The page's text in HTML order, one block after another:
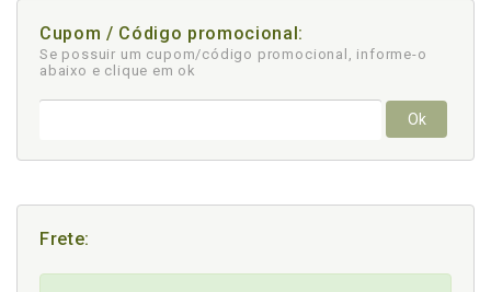
Cupom / Código promocional:
Se possuir um cupom/código promocional, informe-o
abaixo e clique em ok
Ok
Frete: